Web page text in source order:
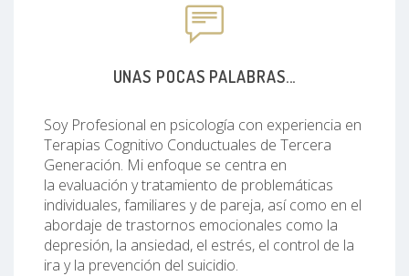
UNAS POCAS PALABRAS...
Soy Profesional en psicología con experiencia en
Terapias Cognitivo Conductuales de Tercera
Generación. Mi enfoque se centra en
la evaluación y tratamiento de problemáticas
individuales, familiares y de pareja, así como en el
abordaje de trastornos emocionales como la
depresión, la ansiedad, el estrés, el control de la
ira y la prevención del suicidio.